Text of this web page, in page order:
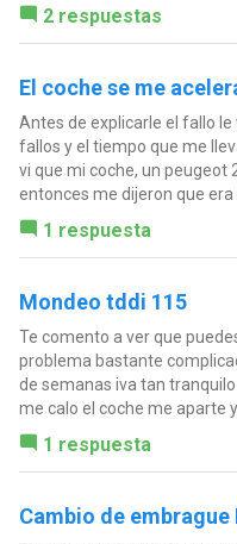
2 respuestas
El coche se me
Antes de explicarle el fallo
fallos y el tiempo que me
vi que mi coche, un peugeot
entonces me dijeron que era
1 respuesta
Mondeo tddi 115
Te comento a ver que
problema bastante
de semanas iva tan
me calo el coche me aparte
1 respuesta
Cambio de embrague